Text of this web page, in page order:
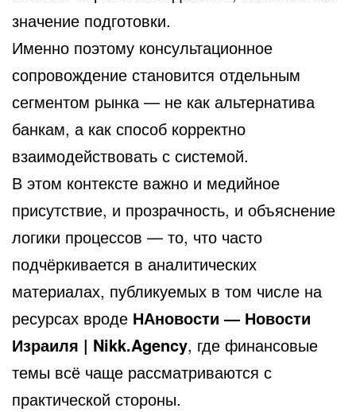
значение подготовки.
Именно поэтому консультационное
сопровождение становится отдельным
сегментом рынка — не как альтернатива
банкам, а как способ корректно
взаимодействовать с системой.
В этом контексте важно и медийное
присутствие, и прозрачность, и объяснение
логики процессов — то, что часто
подчёркивается в аналитических
материалах, публикуемых в том числе на
ресурсах вроде НАновости — Новости
Израиля | Nikk.Agency, где финансовые
темы всё чаще рассматриваются с
практической стороны.